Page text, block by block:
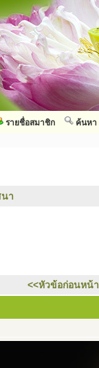
ค้นหา
รายชื่อสมาชิก
า
<<หัวข้อก่อนหน้า